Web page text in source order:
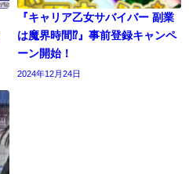
『キャリア乙女サバイバー 副業
は魔界時間⁉』事前登録キャンペ
ーン開始！
2024年12月24日